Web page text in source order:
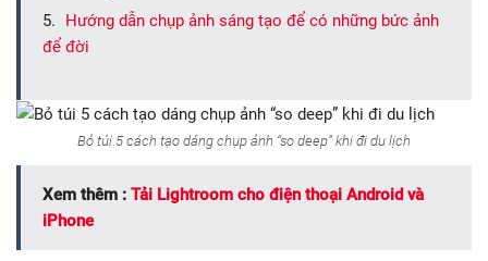
Hướng dẫn chụp ảnh sáng tạo để có những bức ảnh
để đời
Bỏ túi 5 cách tạo dáng chụp ảnh “so deep” khi đi du lịch
Xem thêm : Tải Lightroom cho điện thoại Android và
iPhone